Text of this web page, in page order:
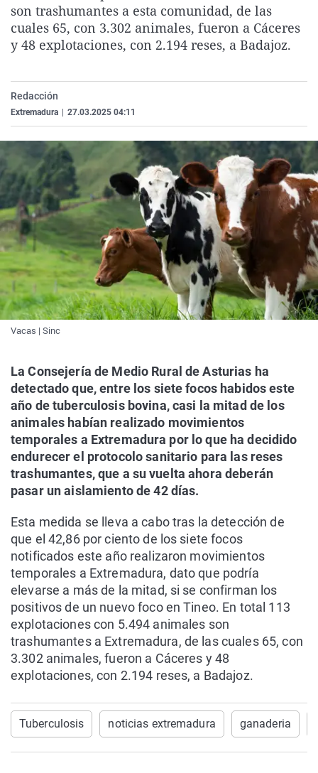
La rosa de los vientos
Gente viajera
Caso
Retornados
Operación Viuda
Extremadura
Galicia
Navarra
Virales
Televisión
son trashumantes a esta comunidad, de las
cuales 65, con 3.302 animales, fueron a Cáceres
y 48 explotaciones, con 2.194 reses, a Badajoz.
Redacción
Extremadura 27.03.2025 04:11
Vacas | Sinc
La Consejería de Medio Rural de Asturias ha
detectado que, entre los siete focos habidos este
año de tuberculosis bovina, casi la mitad de los
animales habían realizado movimientos
temporales a Extremadura por lo que ha decidido
endurecer el protocolo sanitario para las reses
trashumantes, que a su vuelta ahora deberán
pasar un aislamiento de 42 días.
Esta medida se lleva a cabo tras la detección de
que el 42,86 por ciento de los siete focos
notificados este año realizaron movimientos
temporales a Extremadura, dato que podría
elevarse a más de la mitad, si se confirman los
positivos de un nuevo foco en Tineo. En total 113
explotaciones con 5.494 animales son
trashumantes a Extremadura, de las cuales 65, con
3.302 animales, fueron a Cáceres y 48
explotaciones, con 2.194 reses, a Badajoz.
Tuberculosis noticias extremadura ganaderia